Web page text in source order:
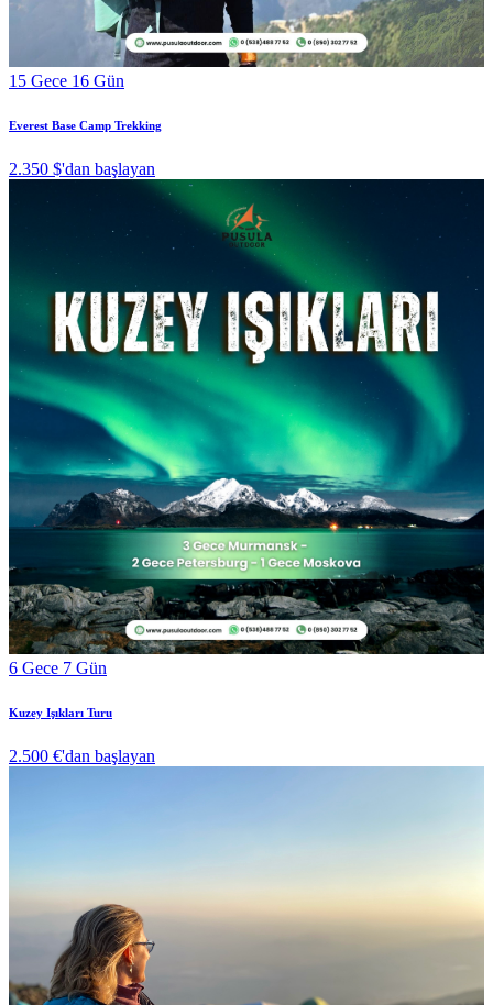
15 Gece 16 Gün
Everest Base Camp Trekking
2.350 $'dan başlayan
6 Gece 7 Gün
Kuzey Işıkları Turu
2.500 €'dan başlayan